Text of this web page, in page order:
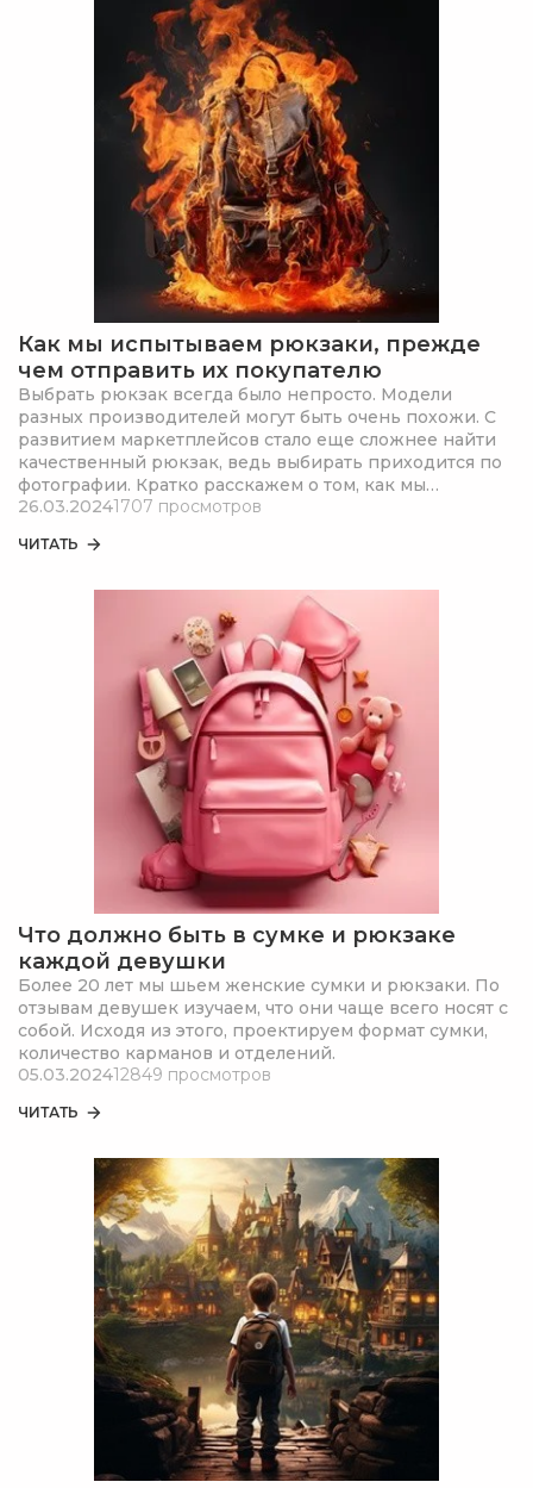
Как мы испытываем рюкзаки, прежде
чем отправить их покупателю
Выбрать рюкзак всегда было непросто. Модели
разных производителей могут быть очень похожи. С
развитием маркетплейсов стало еще сложнее найти
качественный рюкзак, ведь выбирать приходится по
фотографии. Кратко расскажем о том, как мы
испытываем рюкзаки в процессе производства. Зная
будет выбрать рюкзак.
26.03.20241707 просмотров
ЧИТАТЬ
Что должно быть в сумке и рюкзаке
каждой девушки
Более 20 лет мы шьем женские сумки и рюкзаки. По
отзывам девушек изучаем, что они чаще всего носят с
собой. Исходя из этого, проектируем формат сумки,
количество карманов и отделений.
05.03.202412849 просмотров
ЧИТАТЬ